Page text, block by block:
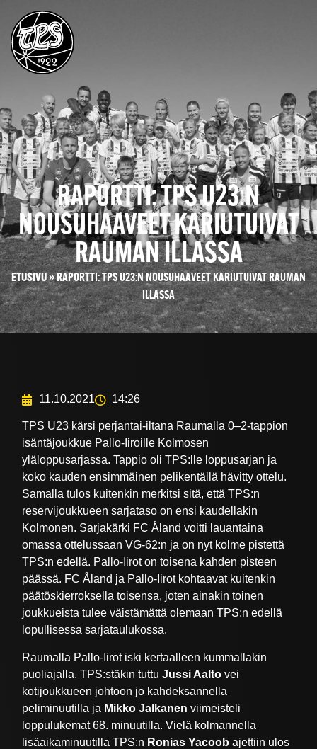
RAPORTTI: TPS U23:N
NOUSUHAAVEET KARIUTUIVAT
RAUMAN ILLASSA
ETUSIVU»RAPORTTI: TPS U23:N NOUSUHAAVEET KARIUTUIVAT RAUMAN
ILLASSA
11.10.2021 14:26
TPS U23 kärsi perjantai-iltana Raumalla 0–2-tappion
isäntäjoukkue Pallo-Iiroille Kolmosen
yläloppusarjassa. Tappio oli TPS:lle loppusarjan ja
koko kauden ensimmäinen pelikentällä hävitty ottelu.
Samalla tulos kuitenkin merkitsi sitä, että TPS:n
reservijoukkueen sarjataso on ensi kaudellakin
Kolmonen. Sarjakärki FC Åland voitti lauantaina
omassa ottelussaan VG-62:n ja on nyt kolme pistettä
TPS:n edellä. Pallo-Iirot on toisena kahden pisteen
päässä. FC Åland ja Pallo-Iirot kohtaavat kuitenkin
päätöskierroksella toisensa, joten ainakin toinen
joukkueista tulee väistämättä olemaan TPS:n edellä
lopullisessa sarjataulukossa.
Raumalla Pallo-Iirot iski kertaalleen kummallakin
puoliajalla. TPS:stäkin tuttuJussi Aaltovei
kotijoukkueen johtoon jo kahdeksannella
peliminuutilla ja Mikko Jalkanenviimeisteli
loppulukemat 68. minuutilla. Vielä kolmannella
lisäaikaminuutilla TPS:n Ronias Yacoobajettiin ulos